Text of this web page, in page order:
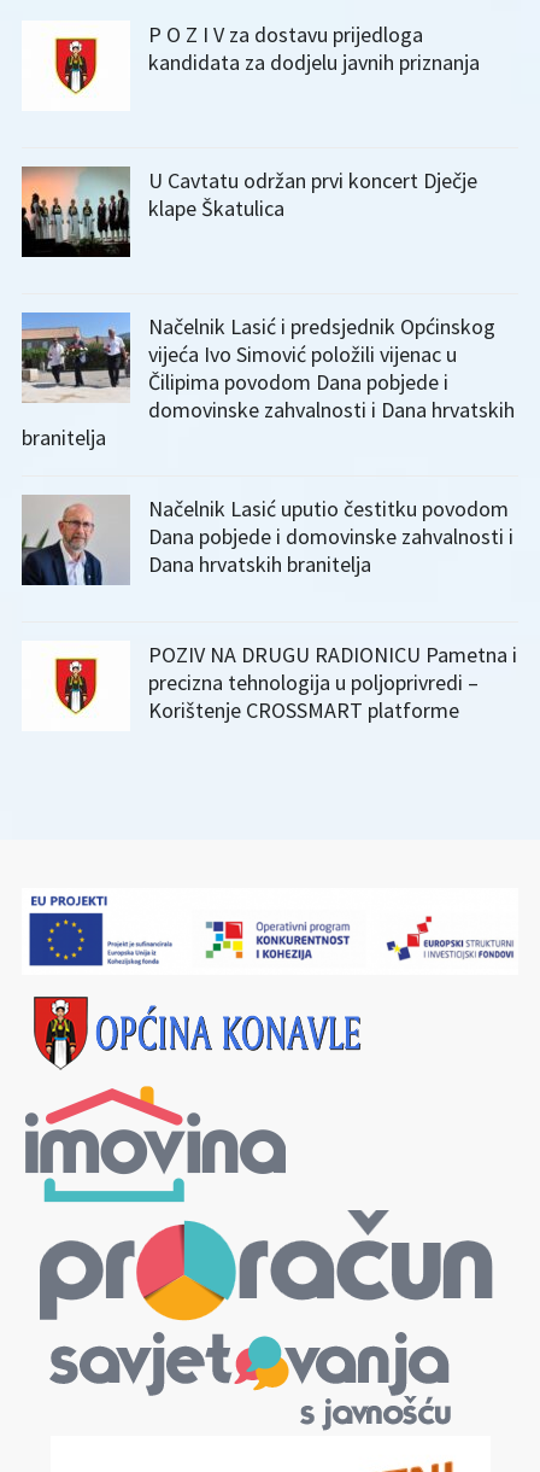
P O Z I V za dostavu prijedloga
kandidata za dodjelu javnih priznanja
U Cavtatu održan prvi koncert Dječje
klape Škatulica
Načelnik Lasić i predsjednik Općinskog
vijeća Ivo Simović položili vijenac u
Čilipima povodom Dana pobjede i
domovinske zahvalnosti i Dana hrvatskih
branitelja
Načelnik Lasić uputio čestitku povodom
Dana pobjede i domovinske zahvalnosti i
Dana hrvatskih branitelja
POZIV NA DRUGU RADIONICU Pametna i
precizna tehnologija u poljoprivredi –
Korištenje CROSSMART platforme